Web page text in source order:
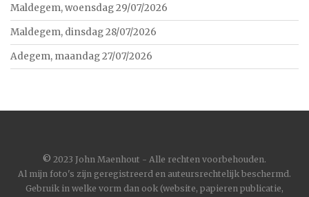
Maldegem, woensdag 29/07/2026
Maldegem, dinsdag 28/07/2026
Adegem, maandag 27/07/2026
© 2023 John Maenhout - Alle rechten voorbehouden.
Al mijn foto's zijn geregistreerd en auteursrechtelijk beschermd.
Gebruik in welke vorm dan ook (website, papieren publicatie,